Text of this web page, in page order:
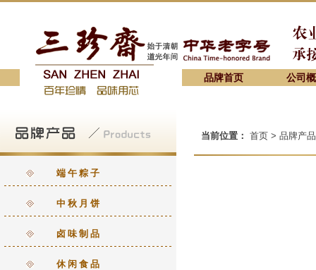
品牌首页 公司
端午粽子
中秋月饼
卤味制品
休闲食品
当前位置： 首页 > 品牌产